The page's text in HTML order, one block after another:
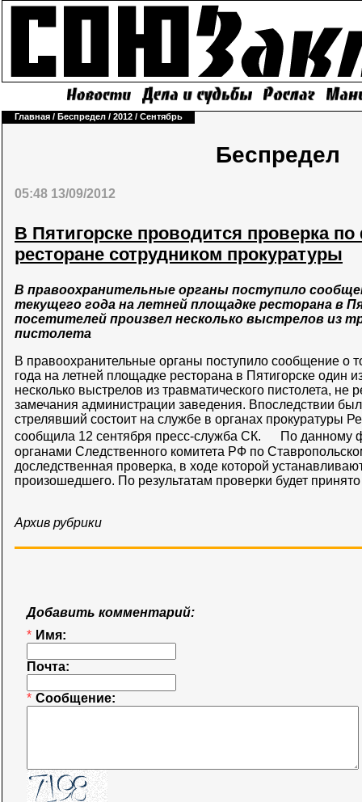
Главная / Беспредел / 2012 / Сентябрь
Беспредел
05:48 13/09/2012
В Пятигорске проводится проверка
ресторане сотрудником прокуратуры
В правоохранительные органы поступило
текущего года на летней площадке ресторана в
посетителей произвел несколько выстрелов из
пистолета
В правоохранительные органы поступило сообщение о
года на летней площадке ресторана в Пятигорске один
несколько выстрелов из травматического пистолета, не
замечания администрации заведения. Впоследствии
стрелявший состоит на службе в органах прокуратуры
сообщила 12 сентября пресс-служба СК. По данному
органами Следственного комитета РФ по
доследственная проверка, в ходе которой
произошедшего. По результатам проверки будет
Архив рубрики
Добавить комментарий:
* Имя:
Почта:
* Сообщение: